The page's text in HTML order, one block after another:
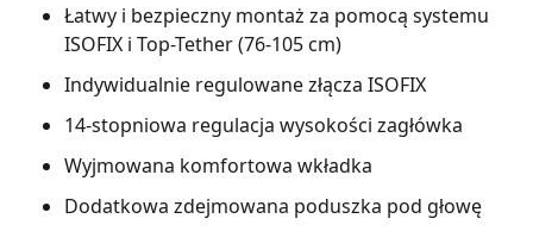
Łatwy i bezpieczny montaż za pomocą systemu
ISOFIX i Top-Tether (76-105 cm)
Indywidualnie regulowane złącza ISOFIX
14-stopniowa regulacja wysokości zagłówka
Wyjmowana komfortowa wkładka
Dodatkowa zdejmowana poduszka pod głowę